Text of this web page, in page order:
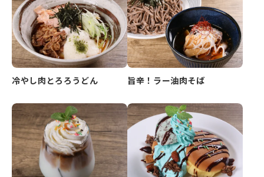
冷やし肉とろろうどん 旨辛！ラー油肉そば